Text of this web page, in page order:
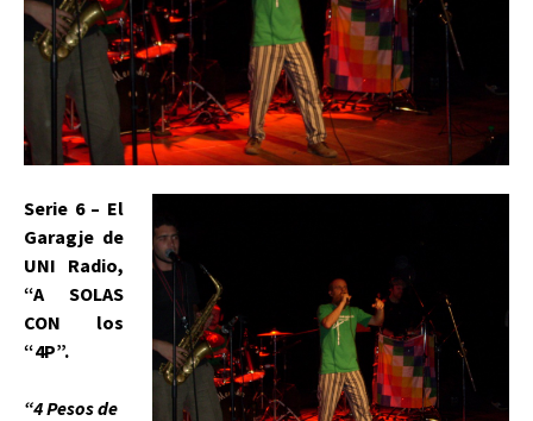
Serie 6 – El
Garagje de
UNI Radio,
“A SOLAS
CON los
“4P”.
“4 Pesos de